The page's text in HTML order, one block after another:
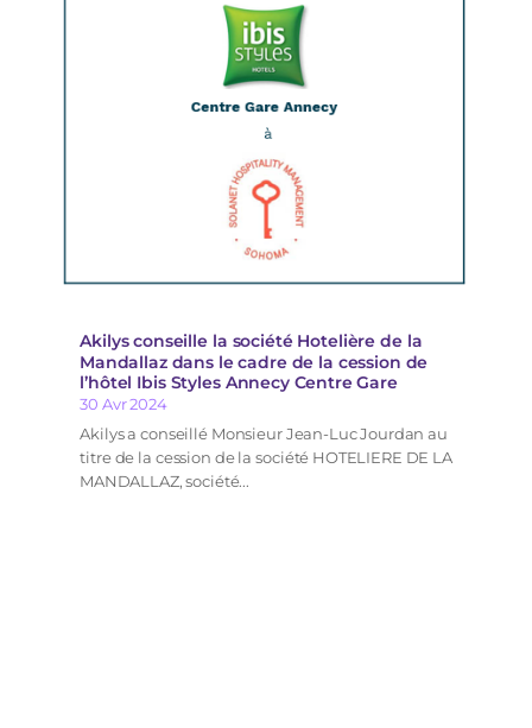
Akilys conseille la société Hotelière de la
Mandallaz dans le cadre de la cession de
l’hôtel Ibis Styles Annecy Centre Gare
30 Avr 2024
Akilys a conseillé Monsieur Jean-Luc Jourdan au
titre de la cession de la société HOTELIERE DE LA
MANDALLAZ, société...